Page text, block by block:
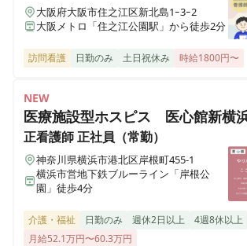
大阪府大阪市住之江区新北島1ｰ3ｰ2
大阪メトロ「住之江公園駅」から徒歩2分
訪問看護 日勤のみ 土日祝休み 時給1800円〜
NEW
医療施設型ホスピス 医心館新横
正看護師正社員（常勤）
神奈川県横浜市港北区岸根町455-1
横浜市営地下鉄ブルーライン「岸根公
園」徒歩4分
介護・福祉 日勤のみ 週休2日以上
4週8休以上
月給52.1万円〜60.3万円